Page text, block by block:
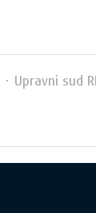
· Upravni sud